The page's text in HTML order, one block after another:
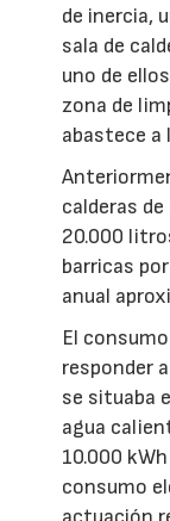
de inercia,
sala de
uno de
zona de
abastece a
calderas
20.000
barricas
anual
El
responder
se situaba
agua
10.000
consumo